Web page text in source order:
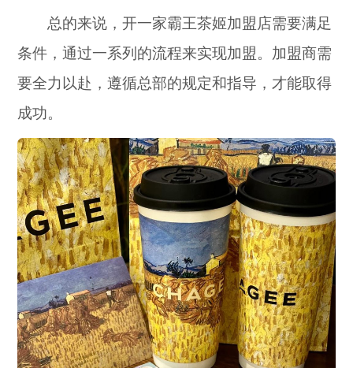
总的来说，开一家霸王茶姬加盟店需要满足
条件，通过一系列的流程来实现加盟。加盟商需
要全力以赴，遵循总部的规定和指导，才能取得
成功。